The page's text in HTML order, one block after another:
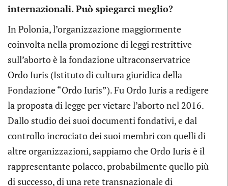
internazionali. Può spiegarci meglio?
In Polonia, l’organizzazione maggiormente
coinvolta nella promozione di leggi restrittive
sull’aborto è la fondazione ultraconservatrice
Ordo Iuris (Istituto di cultura giuridica della
Fondazione “Ordo Iuris”). Fu Ordo Iuris a redigere
la proposta di legge per vietare l’aborto nel 2016.
Dallo studio dei suoi documenti fondativi, e dal
controllo incrociato dei suoi membri con quelli di
altre organizzazioni, sappiamo che Ordo Iuris è il
rappresentante polacco, probabilmente quello più
di successo, di una rete transnazionale di